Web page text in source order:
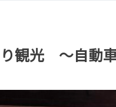
観光 〜自動